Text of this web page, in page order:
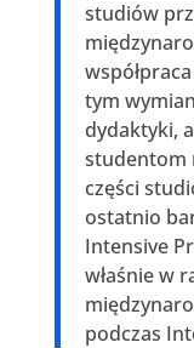
studiów
tym
dydaktyki,
studentom
części
ostatnio
Intensive
właśnie w
podczas